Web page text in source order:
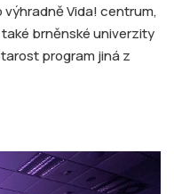
Vida! centrum,
brněnské univerzity
program jiná z